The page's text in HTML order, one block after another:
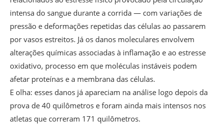
intensa do sangue durante a corrida — com variações de
pressão e deformações repetidas das células ao passarem
por vasos estreitos. Já os danos moleculares envolvem
alterações químicas associadas à inflamação e ao estresse
oxidativo, processo em que moléculas instáveis podem
afetar proteínas e a membrana das células.
E olha: esses danos já apareciam na análise logo depois da
prova de 40 quilômetros e foram ainda mais intensos nos
atletas que correram 171 quilômetros.